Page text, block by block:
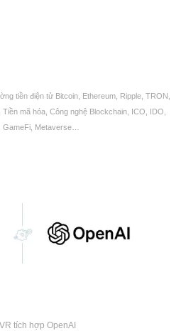
tiền điện tử Bitcoin, Ethereum, Ripple, TRON,
mã hóa, Công nghệ Blockchain, ICO, IDO,
GameFi, Metaverse…
tích hợp OpenAI